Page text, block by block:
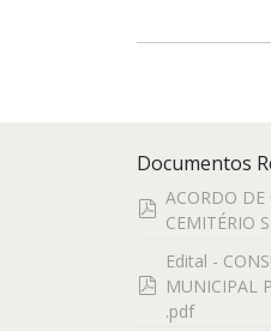
Documentos
pdf
ACORDO DE
CEMITÉRIO
pdf
Edital -
MUNICIPAL
.pdf